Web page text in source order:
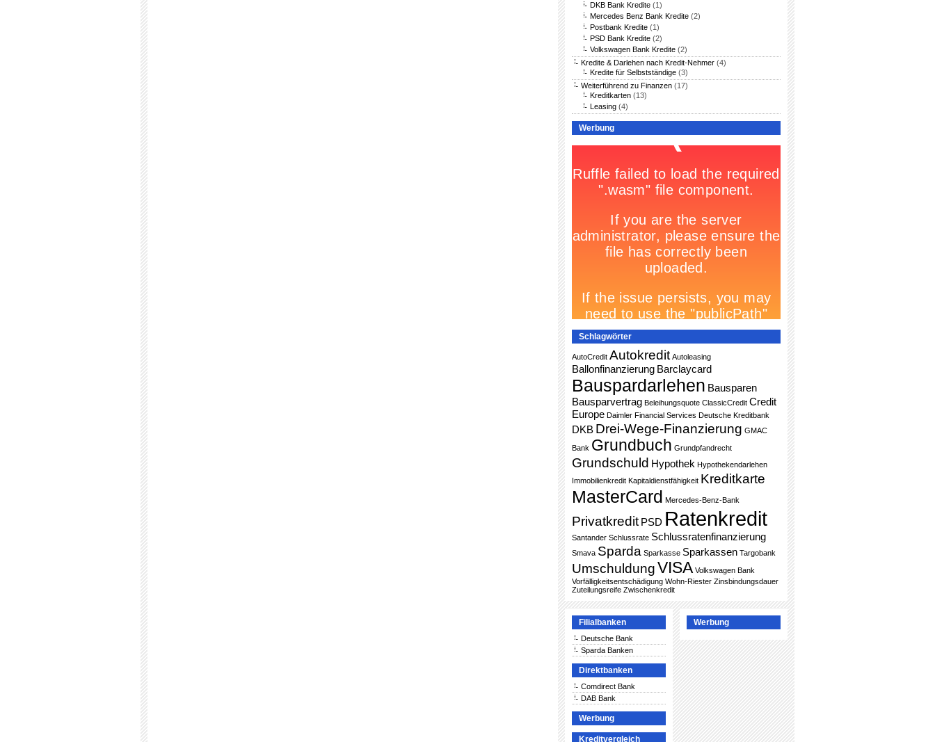
DKB Bank Kredite (1)
Mercedes Benz Bank Kredite (2)
Postbank Kredite (1)
PSD Bank Kredite (2)
Volkswagen Bank Kredite (2)
Kredite & Darlehen nach Kredit-Nehmer (4)
Kredite für Selbstständige (3)
Weiterführend zu Finanzen (17)
Kreditkarten (13)
Leasing (4)
Werbung
Schlagwörter
AutoCredit Autokredit Autoleasing
Ballonfinanzierung Barclaycard
Bauspardarlehen Bausparen
Bausparvertrag Beleihungsquote ClassicCredit Credit
Europe Daimler Financial Services Deutsche Kreditbank
DKB Drei-Wege-Finanzierung GMAC
Bank Grundbuch Grundpfandrecht
Grundschuld Hypothek Hypothekendarlehen
Immobilienkredit Kapitaldienstfähigkeit Kreditkarte
MasterCard Mercedes-Benz-Bank
Privatkredit PSD Ratenkredit
Santander Schlussrate Schlussratenfinanzierung
Smava Sparda Sparkasse Sparkassen Targobank
UmschuldungVISA Volkswagen Bank
Vorfälligkeitsentschädigung Wohn-Riester Zinsbindungsdauer
Zuteilungsreife Zwischenkredit
Filialbanken
Deutsche Bank
Sparda Banken
Direktbanken
Comdirect Bank
DAB Bank
Werbung
Kreditvergleich
Werbung